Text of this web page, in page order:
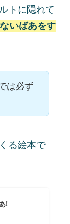
トに隠れて
いばあをす
は必ず
る絵本で
!